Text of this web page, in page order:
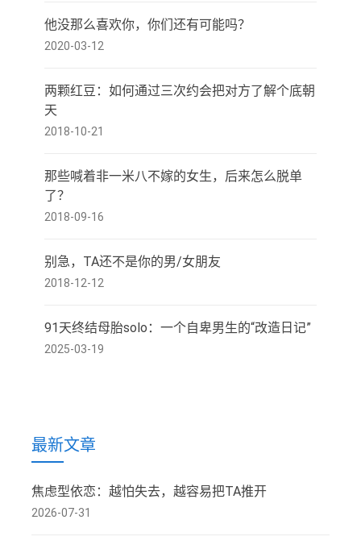
他没那么喜欢你，你们还有可能吗？
2020-03-12
两颗红豆：如何通过三次约会把对方了解个底朝
天
2018-10-21
那些喊着非一米八不嫁的女生，后来怎么脱单
了？
2018-09-16
别急，TA还不是你的男/女朋友
2018-12-12
91天终结母胎solo：一个自卑男生的“改造日记”
2025-03-19
最新文章
焦虑型依恋：越怕失去，越容易把TA推开
2026-07-31